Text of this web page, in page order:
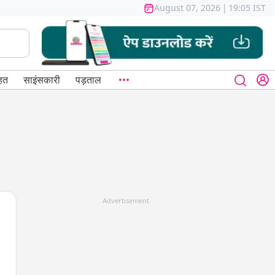
August 07, 2026 | 19:05 IST
साइंसकारी पड़ताल
Advertisement